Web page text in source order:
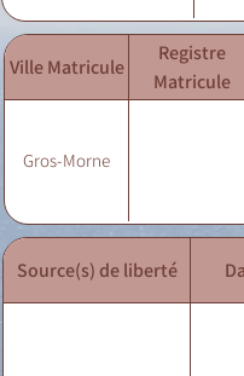
Ville Matricule
Registre
Matricule
Gros-Morne
Source(s) de liberté